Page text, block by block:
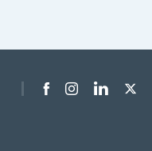
Menu liens sociaux